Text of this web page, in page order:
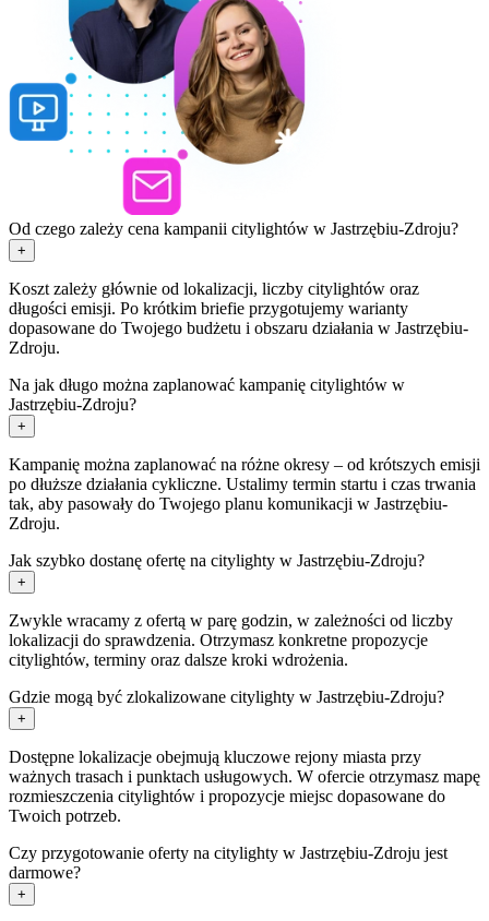
Od czego zależy cena kampanii citylightów w Jastrzębiu-Zdroju?
+
Koszt zależy głównie od lokalizacji, liczby citylightów oraz
długości emisji. Po krótkim briefie przygotujemy warianty
dopasowane do Twojego budżetu i obszaru działania w Jastrzębiu-
Zdroju.
Na jak długo można zaplanować kampanię citylightów w
Jastrzębiu-Zdroju?
+
Kampanię można zaplanować na różne okresy – od krótszych emisji
po dłuższe działania cykliczne. Ustalimy termin startu i czas trwania
tak, aby pasowały do Twojego planu komunikacji w Jastrzębiu-
Zdroju.
Jak szybko dostanę ofertę na citylighty w Jastrzębiu-Zdroju?
+
Zwykle wracamy z ofertą w parę godzin, w zależności od liczby
lokalizacji do sprawdzenia. Otrzymasz konkretne propozycje
citylightów, terminy oraz dalsze kroki wdrożenia.
Gdzie mogą być zlokalizowane citylighty w Jastrzębiu-Zdroju?
+
Dostępne lokalizacje obejmują kluczowe rejony miasta przy
ważnych trasach i punktach usługowych. W ofercie otrzymasz mapę
rozmieszczenia citylightów i propozycje miejsc dopasowane do
Twoich potrzeb.
Czy przygotowanie oferty na citylighty w Jastrzębiu-Zdroju jest
darmowe?
+